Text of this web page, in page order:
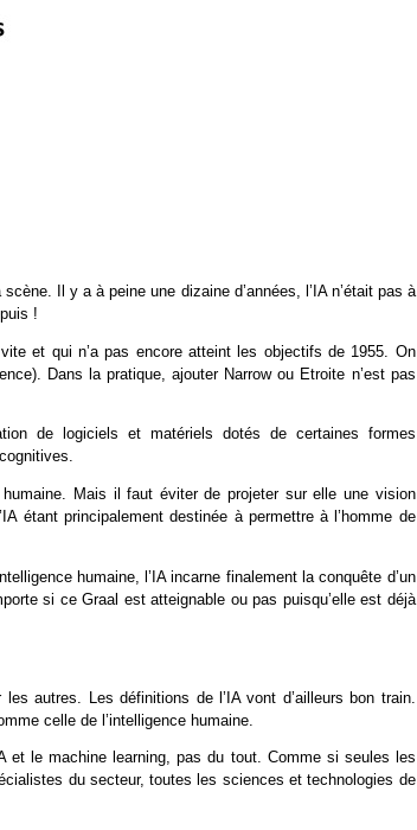
Il y a à peine une dizaine d’années, l’IA n’était pas à
!
et qui n’a pas encore atteint les objectifs de 1955. On
Dans la pratique, ajouter Narrow ou Etroite n’est pas
de logiciels et matériels dotés de certaines formes
Mais il faut éviter de projeter sur elle une vision
étant principalement destinée à permettre à l’homme de
humaine, l’IA incarne finalement la conquête d’un
si ce Graal est atteignable ou pas puisqu’elle est déjà
autres. Les définitions de l’IA vont d’ailleurs bon train.
celle de l’intelligence humaine.
et le machine learning, pas du tout. Comme si seules les
du secteur, toutes les sciences et technologies de